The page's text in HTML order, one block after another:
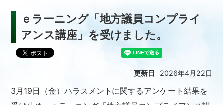
ｅラーニング「地方議員コンプライ
アンス講座」を受けました。
更新日 2026年4月22日
3月19日（金）ハラスメントに関するアンケート結果を